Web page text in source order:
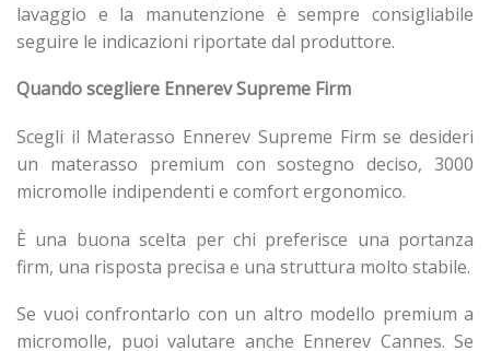
lavaggio e la manutenzione è sempre consigliabile
seguire le indicazioni riportate dal produttore.
Quando scegliere Ennerev Supreme Firm
Scegli il Materasso Ennerev Supreme Firm se desideri
un materasso premium con sostegno deciso, 3000
micromolle indipendenti e comfort ergonomico.
È una buona scelta per chi preferisce una portanza
firm, una risposta precisa e una struttura molto stabile.
Se vuoi confrontarlo con un altro modello premium a
micromolle, puoi valutare anche Ennerev Cannes. Se